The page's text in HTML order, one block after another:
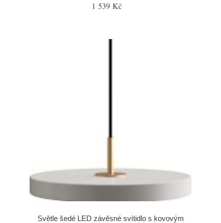
1 539 Kč
Světle šedé LED závěsné svítidlo s kovovým